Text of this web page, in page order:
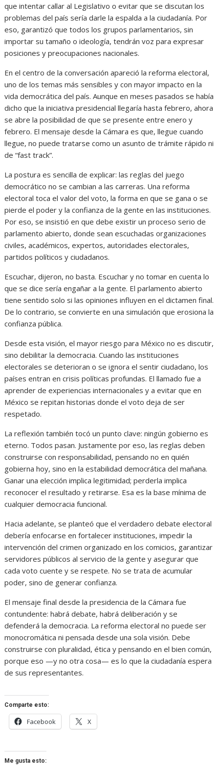
que intentar callar al Legislativo o evitar que se discutan los
problemas del país sería darle la espalda a la ciudadanía. Por
eso, garantizó que todos los grupos parlamentarios, sin
importar su tamaño o ideología, tendrán voz para expresar
posiciones y preocupaciones nacionales.
En el centro de la conversación apareció la reforma electoral,
uno de los temas más sensibles y con mayor impacto en la
vida democrática del país. Aunque en meses pasados se había
dicho que la iniciativa presidencial llegaría hasta febrero, ahora
se abre la posibilidad de que se presente entre enero y
febrero. El mensaje desde la Cámara es que, llegue cuando
llegue, no puede tratarse como un asunto de trámite rápido ni
de “fast track”.
La postura es sencilla de explicar: las reglas del juego
democrático no se cambian a las carreras. Una reforma
electoral toca el valor del voto, la forma en que se gana o se
pierde el poder y la confianza de la gente en las instituciones.
Por eso, se insistió en que debe existir un proceso serio de
parlamento abierto, donde sean escuchadas organizaciones
civiles, académicos, expertos, autoridades electorales,
partidos políticos y ciudadanos.
Escuchar, dijeron, no basta. Escuchar y no tomar en cuenta lo
que se dice sería engañar a la gente. El parlamento abierto
tiene sentido solo si las opiniones influyen en el dictamen final.
De lo contrario, se convierte en una simulación que erosiona la
confianza pública.
Desde esta visión, el mayor riesgo para México no es discutir,
sino debilitar la democracia. Cuando las instituciones
electorales se deterioran o se ignora el sentir ciudadano, los
países entran en crisis políticas profundas. El llamado fue a
aprender de experiencias internacionales y a evitar que en
México se repitan historias donde el voto deja de ser
respetado.
La reflexión también tocó un punto clave: ningún gobierno es
eterno. Todos pasan. Justamente por eso, las reglas deben
construirse con responsabilidad, pensando no en quién
gobierna hoy, sino en la estabilidad democrática del mañana.
Ganar una elección implica legitimidad; perderla implica
reconocer el resultado y retirarse. Esa es la base mínima de
cualquier democracia funcional.
Hacia adelante, se planteó que el verdadero debate electoral
debería enfocarse en fortalecer instituciones, impedir la
intervención del crimen organizado en los comicios, garantizar
servidores públicos al servicio de la gente y asegurar que
cada voto cuente y se respete. No se trata de acumular
poder, sino de generar confianza.
El mensaje final desde la presidencia de la Cámara fue
contundente: habrá debate, habrá deliberación y se
defenderá la democracia. La reforma electoral no puede ser
monocromática ni pensada desde una sola visión. Debe
construirse con pluralidad, ética y pensando en el bien común,
porque eso —y no otra cosa— es lo que la ciudadanía espera
de sus representantes.
Comparte esto:
Facebook X
Me gusta esto: